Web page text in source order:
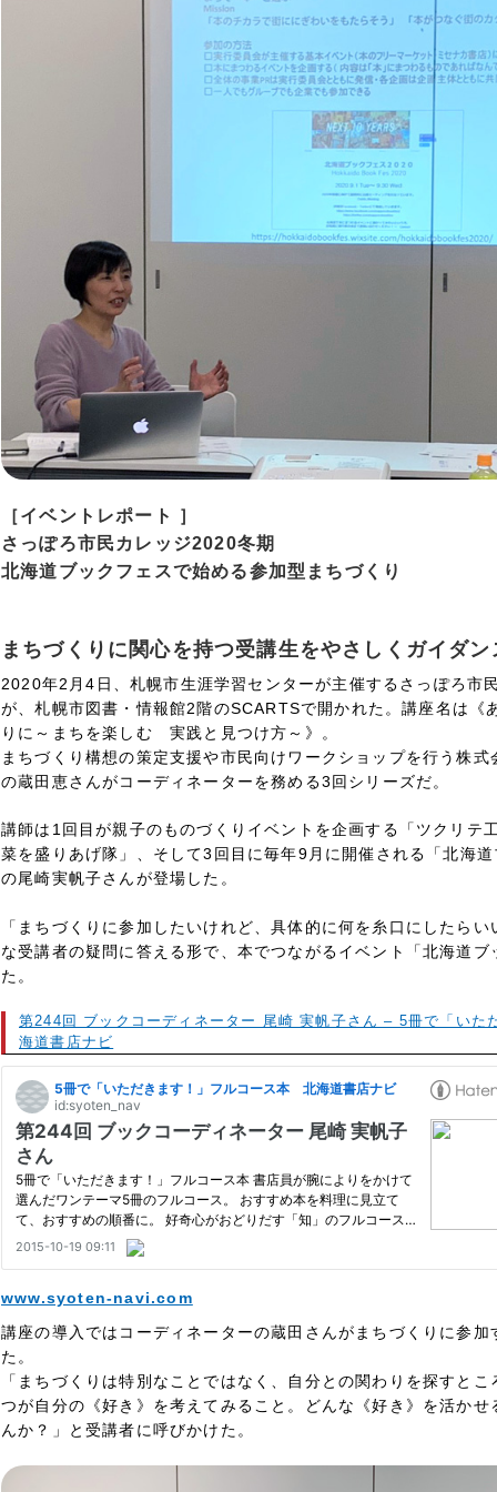
［イベントレポート ］
さっぽろ市民カレッジ2020冬期
北海道ブックフェスで始める参加型まちづくり
まちづくりに関心を持つ受講生をやさしくガイダン
2020年2月4日、札幌市生涯学習センターが主催するさっぽろ市
が、札幌市図書・情報館2階のSCARTSで開かれた。講座名は《
りに～まちを楽しむ 実践と見つけ方～》。
まちづくり構想の策定支援や市民向けワークショップを行う株
の蔵田恵さんがコーディネーターを務める3回シリーズだ。
講師は1回目が親子のものづくりイベントを企画する「ツクリテ
菜を盛りあげ隊」、そして3回目に毎年9月に開催される「北海
の尾崎実帆子さんが登場した。
「まちづくりに参加したいけれど、具体的に何を糸口にしたら
な受講者の疑問に答える形で、本でつながるイベント「北海道
た。
第244回 ブックコーディネーター 尾崎 実帆子さん – 5冊で「いた
海道書店ナビ
www.syoten-navi.com
講座の導入ではコーディネーターの蔵田さんがまちづくりに参
た。
「まちづくりは特別なことではなく、自分との関わりを探すと
つが自分の《好き》を考えてみること。どんな《好き》を活か
んか？」と受講者に呼びかけた。